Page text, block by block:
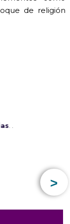
de religión
. .
>